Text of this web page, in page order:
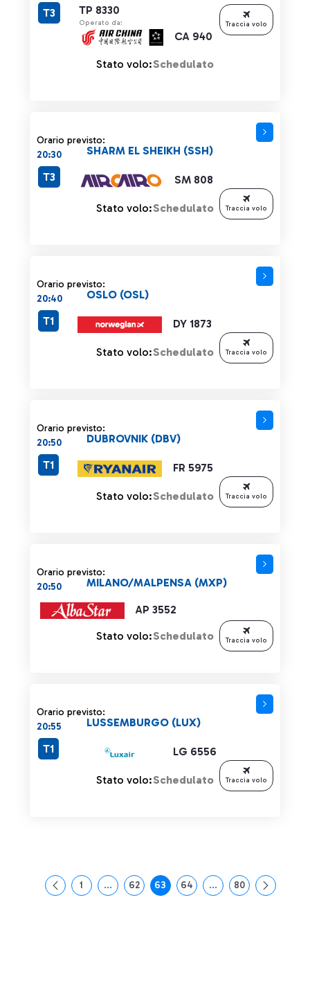
TP 8330
Operato da:
CA 940
T3
Stato volo:Schedulato
Traccia volo
Orario previsto:
20:30
SM 808
SHARM EL SHEIKH (SSH)
T3
Stato volo:Schedulato Traccia volo
Orario previsto:
20:40
DY 1873
OSLO (OSL)
T1
Stato volo:Schedulato Traccia volo
Orario previsto:
20:50
FR 5975
DUBROVNIK (DBV)
T1
Stato volo:Schedulato Traccia volo
Orario previsto:
20:50
AP 3552
MILANO/MALPENSA (MXP)
Stato volo:Schedulato Traccia volo
Orario previsto:
20:55
LG 6556
LUSSEMBURGO (LUX)
T1
Stato volo:Schedulato Traccia volo
Pagina
1 ...Pagine intermedie Use TAB to navigate.
Pagina
62 Pagina
63 Pagina
64 ...Pagine intermedie
Pagina
80